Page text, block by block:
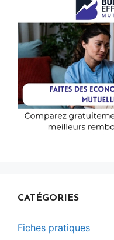
CATÉGORIES
Fiches pratiques